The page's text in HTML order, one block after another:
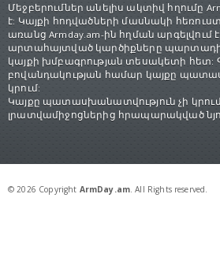
Մեջբերումներ անելիս ակտիվ հղումը
է: Կայքի հոդվածների մասնակի
առանց Armday.am-ին հղման արգելվում
արտահայտված կարծիքները
կայքի խմբագրության տեսակետի հետ:
բովանդակության համար կայքը
կրում:
Կայքը պատասխանատվություն չի կրում
լրատվամիջոցներից հրապարակված
© 2026 Copyright ArmDay.am. All Rights reserved.